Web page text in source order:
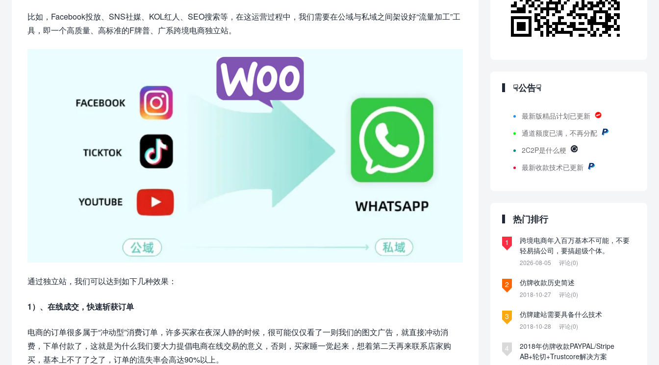
比如，Facebook投放、SNS社媒、KOL红人、SEO搜索等，在这运营过程中，我们需要在公域与私域之间架设好“流量加工”工
具，即一个高质量、高标准的F牌普、广系跨境电商独立站。
通过独立站，我们可以达到如下几种效果：
1）、在线成交，快速斩获订单
电商的订单很多属于“冲动型”消费订单，许多买家在夜深人静的时候，很可能仅仅看了一则我们的图文广告，就直接冲动消
费，下单付款了，这就是为什么我们要大力提倡电商在线交易的意义，否则，买家睡一觉起来，想着第二天再来联系店家购
买，基本上不了了之了，订单的流失率会高达90%以上。
☟公告☟
最新版精品计划已更新
通道额度已满，不再分配
2C2P是什么梗
最新收款技术已更新
热门排行
1
跨境电商年入百万基本不可能，不要
轻易搞公司，要搞超级个体。
2026-08-05 评论(0)
2 仿牌收款历史简述
2018-10-27 评论(0)
3 仿牌建站需要具备什么技术
2018-10-28 评论(0)
4
2018年仿牌收款PAYPAL/Stripe
AB+轮切+Trustcore解决方案